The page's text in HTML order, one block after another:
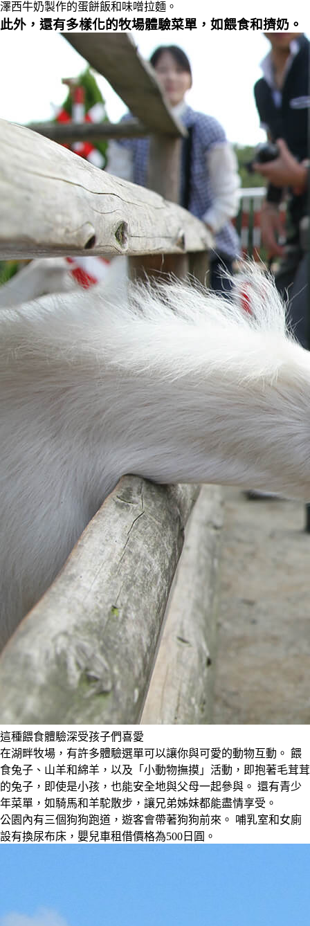
澤西牛奶製作的蛋餅飯和味噌拉麵。
此外，還有多樣化的牧場體驗菜單，如餵食和擠奶。
這種餵食體驗深受孩子們喜愛
在湖畔牧場，有許多體驗選單可以讓你與可愛的動物互動。 餵
食兔子、山羊和綿羊，以及「小動物撫摸」活動，即抱著毛茸茸
的兔子，即使是小孩，也能安全地與父母一起參與。 還有青少
年菜單，如騎馬和羊駝散步，讓兄弟姊妹都能盡情享受。
公園內有三個狗狗跑道，遊客會帶著狗狗前來。 哺乳室和女廁
設有換尿布床，嬰兒車租借價格為500日圓。